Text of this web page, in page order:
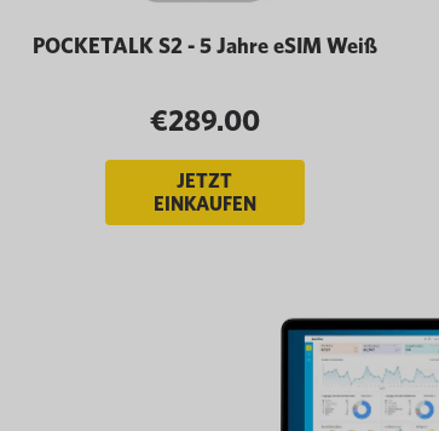
POCKETALK S2 - 5 Jahre eSIM Weiß
€289.00
JETZT
EINKAUFEN